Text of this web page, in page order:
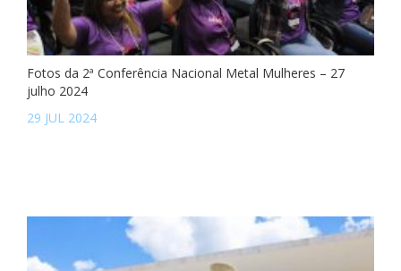
Fotos da 2ª Conferência Nacional Metal Mulheres – 27
julho 2024
29 JUL 2024